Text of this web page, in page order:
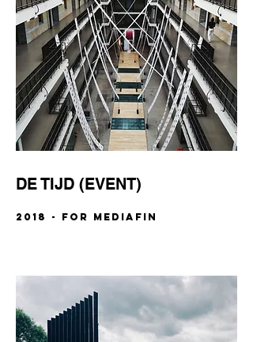
DE TIJD (EVENT)
2018 - FOR Mediafin